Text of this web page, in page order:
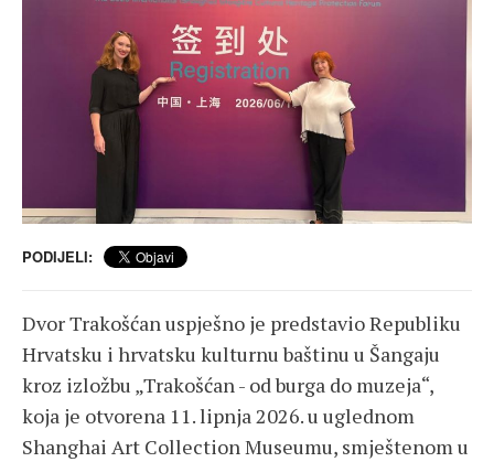
PODIJELI:
Dvor Trakošćan uspješno je predstavio Republiku
Hrvatsku i hrvatsku kulturnu baštinu u Šangaju
kroz izložbu „Trakošćan - od burga do muzeja“,
koja je otvorena 11. lipnja 2026. u uglednom
Shanghai Art Collection Museumu, smještenom u